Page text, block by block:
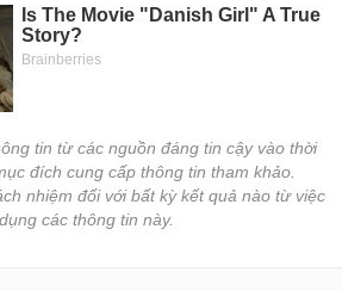
tin từ các nguồn đáng tin cậy vào thời
đích cung cấp thông tin tham khảo.
nhiệm đối với bất kỳ kết quả nào từ việc
các thông tin này.